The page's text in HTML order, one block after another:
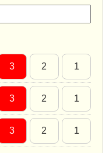
3 2 1
3 2 1
3 2 1